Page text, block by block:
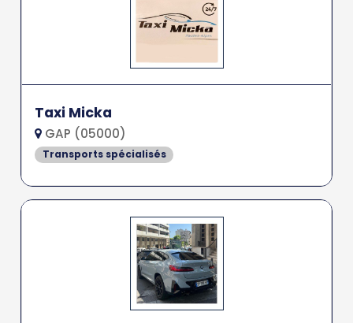
Taxi Micka
GAP (05000)
Transports spécialisés